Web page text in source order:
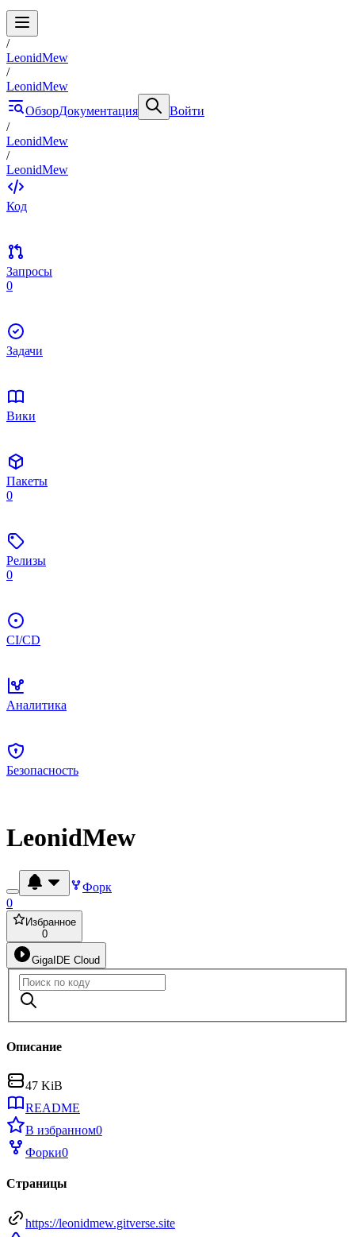
/
LeonidMew
/
LeonidMew
ОбзорДокументация
Войти
/
LeonidMew
/
LeonidMew
Код
Запросы
0
Задачи
Вики
Пакеты
0
Релизы
0
CI/CD
Аналитика
Безопасность
LeonidMew
Форк
0
Избранное
0
GigaIDE Cloud
Описание
47 KiB
README
В избранном0
Форки0
Страницы
https://leonidmew.gitverse.site